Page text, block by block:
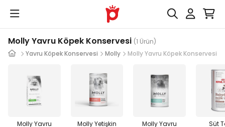
Molly Yavru Köpek Konservesi (1 Ürün)
Yavru Köpek Konservesi Molly Molly Yavru Köpek Konservesi
Molly Yavru
Molly Yetişkin
Molly Yavru
Süt